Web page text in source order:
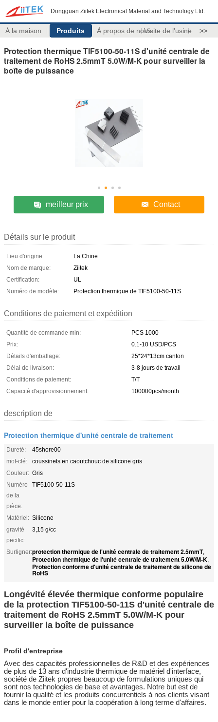
Dongguan Ziitek Electronical Material and Technology Ltd.
À la maison Produits À propos de nousVisite de l'usine >>
Protection thermique TIF5100-50-11S d'unité centrale de
traitement de RoHS 2.5mmT 5.0W/M-K pour surveiller la
boîte de puissance
meilleur prix Contact
Détails sur le produit
Lieu d'origine:
La Chine
Nom de marque:
Ziitek
Certification:
UL
Numéro de modèle:
Protection thermique de TIF5100-50-11S
Conditions de paiement et expédition
Quantité de commande min:
PCS 1000
Prix:
0.1-10 USD/PCS
Détails d'emballage:
25*24*13cm canton
Délai de livraison:
3-8 jours de travail
Conditions de paiement:
T/T
Capacité d'approvisionnement:
100000pcs/month
description de
Protection thermique d'unité centrale de traitement
Dureté:
45shore00
mot-clé:
coussinets en caoutchouc de silicone gris
Couleur: Gris
Numéro
de la
pièce:
TIF5100-50-11S
Matériel: Silicone
gravité
pecific:
3,15 g/cc
Surligner:protection thermique de l'unité centrale de traitement 2.5mmT,
Protection thermique de l'unité centrale de traitement 5.0W/M-K,
Protection conforme d'unité centrale de traitement de silicone de
RoHS
Longévité élevée thermique conforme populaire
de la protection TIF5100-50-11S d'unité centrale de
traitement de RoHS 2.5mmT 5.0W/M-K pour
surveiller la boîte de puissance
Profil d'entreprise
Avec des capacités professionnelles de R&D et des expériences
de plus de 13 ans d'industrie thermique de matériel d'interface,
société de Ziitek propres beaucoup de formulations uniques qui
sont nos technologies de base et avantages. Notre but est de
fournir la qualité et les produits concurrentiels à nos clients visant
dans le monde entier pour la coopération à long terme d'affaires.